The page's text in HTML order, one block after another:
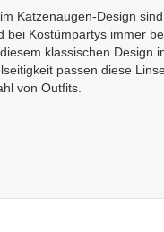
Katzenaugen-Design
bei Kostümpartys immer
klassischen Design
passen diese
von Outfits.